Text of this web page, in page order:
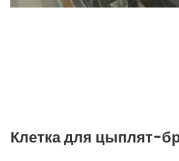
Клетка для цыплят-